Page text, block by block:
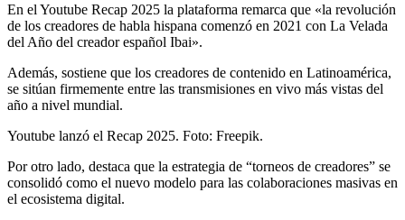
En el Youtube Recap 2025 la plataforma remarca que «la revolución
de los creadores de habla hispana comenzó en 2021 con La Velada
del Año del creador español Ibai».
Además, sostiene que los creadores de contenido en Latinoamérica,
se sitúan firmemente entre las transmisiones en vivo más vistas del
año a nivel mundial.
Youtube lanzó el Recap 2025. Foto: Freepik.
Por otro lado, destaca que la estrategia de “torneos de creadores” se
consolidó como el nuevo modelo para las colaboraciones masivas en
el ecosistema digital.